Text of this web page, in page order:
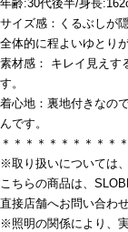
年齢:30代後半/身長
サイズ感：くるぶしが
全体的に程よいゆとり
素材感： キレイ見えす
す。
着心地：裏地付きなの
んです。
＊＊＊＊＊＊＊＊＊＊
※取り扱いについては
こちらの商品は、
直接店舗へお問い合わ
※照明の関係により、